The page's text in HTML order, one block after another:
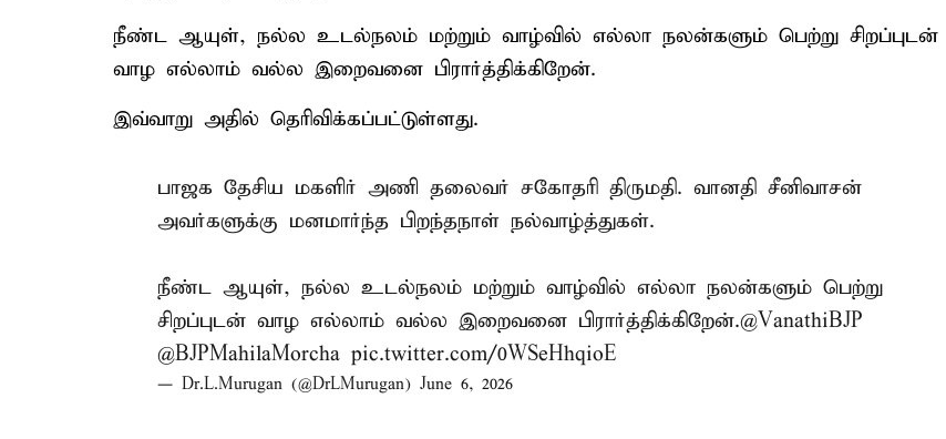
நீண்ட ஆயுள், நல்ல உடல்நலம் மற்றும் வாழ்வில் எல்லா நலன்களும் பெற்று சிறப்புடன்
வாழ எல்லாம் வல்ல இறைவனை பிரார்த்திக்கிறேன்.
இவ்வாறு அதில் தெரிவிக்கப்பட்டுள்ளது.
பாஜக தேசிய மகளிர் அணி தலைவர் சகோதரி திருமதி. வானதி சீனிவாசன்
அவர்களுக்கு மனமார்ந்த பிறந்தநாள் நல்வாழ்த்துகள்.
நீண்ட ஆயுள், நல்ல உடல்நலம் மற்றும் வாழ்வில் எல்லா நலன்களும் பெற்று
சிறப்புடன் வாழ எல்லாம் வல்ல இறைவனை பிரார்த்திக்கிறேன்.@VanathiBJP
@BJPMahilaMorcha pic.twitter.com/0WSeHhqioE
— Dr.L.Murugan (@DrLMurugan) June 6, 2026